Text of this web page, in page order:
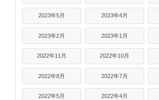
2023年5月 2023年4月
2023年2月 2023年1月
2022年11月 2022年10月
2022年8月 2022年7月
2022年5月 2022年4月